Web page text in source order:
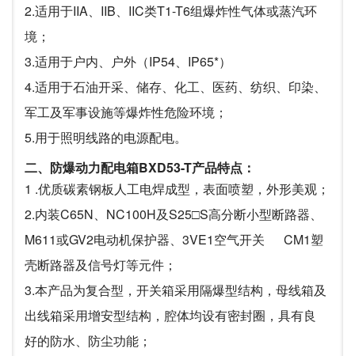
2.适用于IIA、IIB、IIC类T1-T6组爆炸性气体或蒸汽环
境；
3.适用于户内、户外（IP54、IP65*）
4.适用于石油开采、储存、化工、医药、纺织、印染、
军工及军事设施等爆炸性危险环境；
5.用于照明线路的电源配电。
二、防爆动力配电箱BXD53-T产品特点：
1 .优质碳素钢板人工电焊成型，表面喷塑，外形美观；
2.内装C65N、NC100H及S25□S高分断小型断路器、
M611或GV2电动机保护器、3VE1空气开关 CM1塑
壳断路器及信号灯等元件；
3.本产品为复合型，开关箱采用隔爆型结构，母线箱及
出线箱采用增安型结构，腔体均设有密封圈，具有良
好的防水、防尘功能；